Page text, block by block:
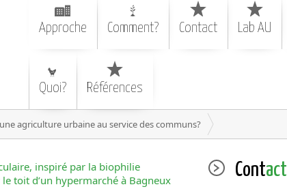
Approche Comment? Contact Lab AU
Quoi? Références
agriculture urbaine au service des communs?
inspiré par la biophilie
toit d’un hypermarché à Bagneux
Contact